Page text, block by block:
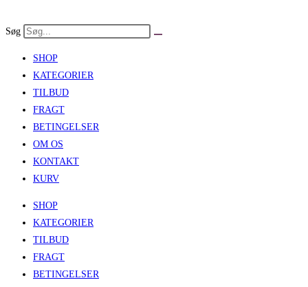
to
Søg
SHOP
KATEGORIER
TILBUD
FRAGT
BETINGELSER
OM OS
KONTAKT
KURV
SHOP
KATEGORIER
TILBUD
FRAGT
BETINGELSER